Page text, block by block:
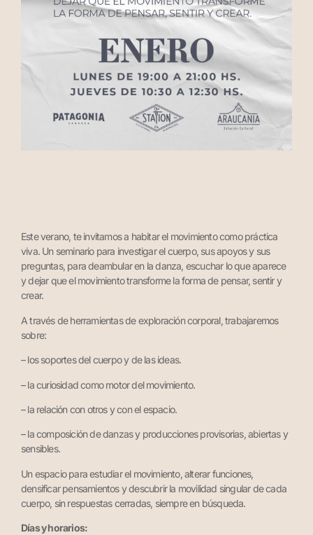
Este verano, te invitamos a habitar el movimiento como práctica
viva. Un seminario para investigar el cuerpo, sus apoyos y sus
preguntas, para deambular en la danza, escuchar lo que aparece
y dejar que el movimiento transforme la forma de pensar, sentir y
crear.
A través de herramientas de exploración corporal, trabajaremos
sobre:
– los soportes del cuerpo y de las ideas.
– la curiosidad como motor del movimiento.
– la relación con otros y con el espacio.
– la composición de danzas y producciones provisorias, abiertas y
sensibles.
Un espacio para estudiar el movimiento, alterar funciones,
densificar pensamientos y descubrir la movilidad singular de cada
cuerpo, sin respuestas cerradas, siempre en búsqueda.
Días y horarios: